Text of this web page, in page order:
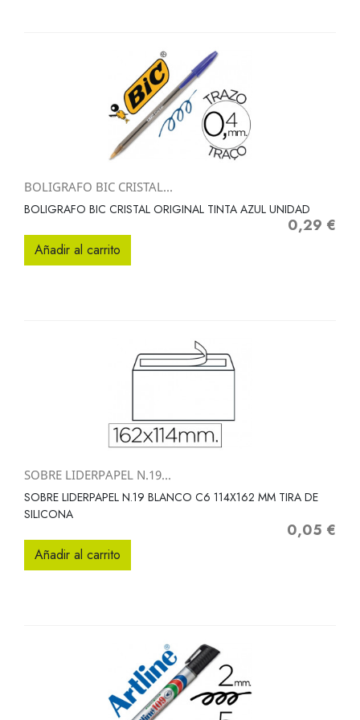
BOLIGRAFO BIC CRISTAL...
BOLIGRAFO BIC CRISTAL ORIGINAL TINTA AZUL UNIDAD
Precio
0,29 €
Añadir al carrito
SOBRE LIDERPAPEL N.19...
SOBRE LIDERPAPEL N.19 BLANCO C6 114X162 MM TIRA DE
SILICONA
Precio
0,05 €
Añadir al carrito